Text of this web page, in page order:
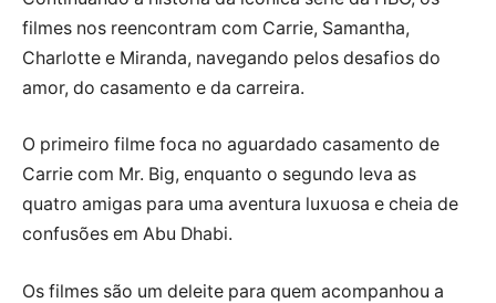
filmes nos reencontram com Carrie, Samantha,
Charlotte e Miranda, navegando pelos desafios do
amor, do casamento e da carreira.
O primeiro filme foca no aguardado casamento de
Carrie com Mr. Big, enquanto o segundo leva as
quatro amigas para uma aventura luxuosa e cheia de
confusões em Abu Dhabi.
Os filmes são um deleite para quem acompanhou a